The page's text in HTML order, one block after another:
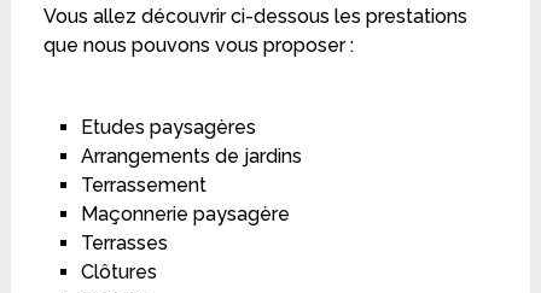
Vous allez découvrir ci-dessous les prestations
que nous pouvons vous proposer :
Etudes paysagères
Arrangements de jardins
Terrassement
Maçonnerie paysagère
Terrasses
Clôtures